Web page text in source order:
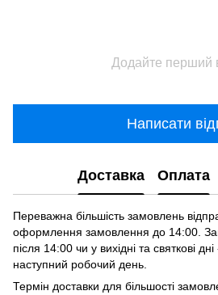
Додайте перший
Написати
Доставка Оплата
Переважна більшість замовлень
оформлення замовлення до 14:00.
після 14:00 чи у вихідні та святкові
наступний робочий день.
Термін доставки для більшості